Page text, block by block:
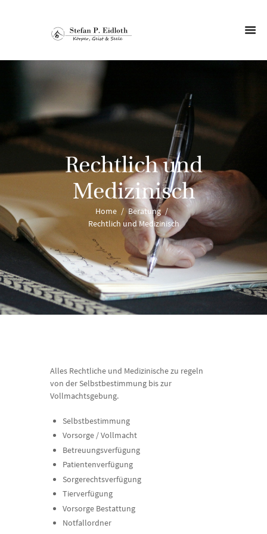
Rechtlich und
Medizinisch
Home
Beratung
Rechtlich und Medizinisch
Alles Rechtliche und Medizinische zu regeln
von der Selbstbestimmung bis zur
Vollmachtsgebung.
Selbstbestimmung
Vorsorge / Vollmacht
Betreuungsverfügung
Patientenverfügung
Sorgerechtsverfügung
Tierverfügung
Vorsorge Bestattung
Notfallordner